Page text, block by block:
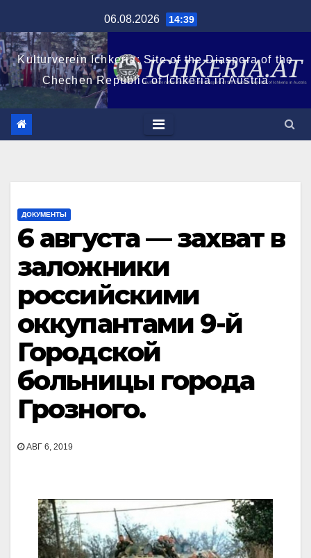
к
содержимому
06.08.2026 14:39
Kulturverein Ichkeria: Site of the Diaspora of the
Chechen Republic of Ichkeria in Austria
ДОКУМЕНТЫ
6 августа — захват в
заложники
российскими
оккупантами 9-й
Городской
больницы города
Грозного.
АВГ 6, 2019